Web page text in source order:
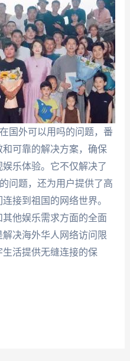
国外可以用吗的问题，番
可靠的解决方案，确保
乐体验。它不仅解决了
问题，还为用户提供了高
接到祖国的网络世界。
他娱乐需求方面的全面
决海外华人网络访问限
活提供无缝连接的保